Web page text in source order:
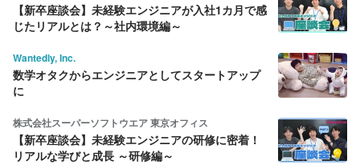
【新卒座談会】未経験エンジニアが入社1カ月で感
じたリアルとは？～社内環境編～
Wantedly, Inc.
数学オタクからエンジニアとしてスタートアップ
に
株式会社スーパーソフトウエア 東京オフィス
【新卒座談会】未経験エンジニアの研修に密着！
リアルな学びと成長 ～研修編～